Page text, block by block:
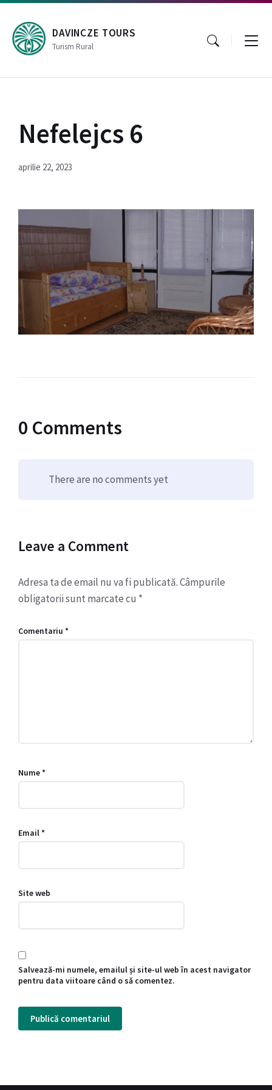
Skip
content
Skip
main
navigation
Skip
footer
DAVINCZE TOURS
Turism Rural
Nefelejcs 6
aprilie 22, 2023
0 Comments
There are no comments yet
Leave a Comment
Adresa ta de email nu va fi publicată.Câmpurile
obligatorii sunt marcate cu *
Comentariu *
Nume*
Email*
Site web
Salvează-mi numele, emailul și site-ul web în acest navigator
pentru data viitoare când o să comentez.